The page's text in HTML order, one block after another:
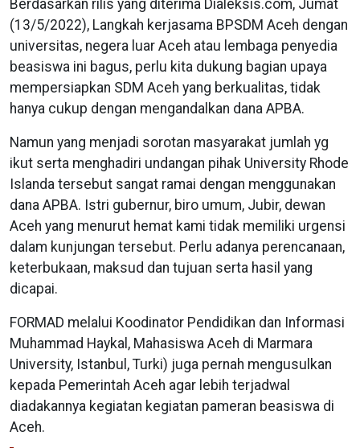
Berdasarkan rilis yang diterima Dialeksis.com, Jumat
(13/5/2022), Langkah kerjasama BPSDM Aceh dengan
universitas, negera luar Aceh atau lembaga penyedia
beasiswa ini bagus, perlu kita dukung bagian upaya
mempersiapkan SDM Aceh yang berkualitas, tidak
hanya cukup dengan mengandalkan dana APBA.
Namun yang menjadi sorotan masyarakat jumlah yg
ikut serta menghadiri undangan pihak University Rhode
Islanda tersebut sangat ramai dengan menggunakan
dana APBA. Istri gubernur, biro umum, Jubir, dewan
Aceh yang menurut hemat kami tidak memiliki urgensi
dalam kunjungan tersebut. Perlu adanya perencanaan,
keterbukaan, maksud dan tujuan serta hasil yang
dicapai.
FORMAD melalui Koodinator Pendidikan dan Informasi
Muhammad Haykal, Mahasiswa Aceh di Marmara
University, Istanbul, Turki) juga pernah mengusulkan
kepada Pemerintah Aceh agar lebih terjadwal
diadakannya kegiatan kegiatan pameran beasiswa di
Aceh.